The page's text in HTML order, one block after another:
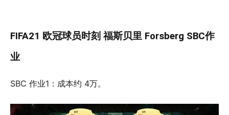
FIFA21 欧冠球员时刻 福斯贝里 Forsberg SBC作
业
SBC 作业1：成本约 4万。